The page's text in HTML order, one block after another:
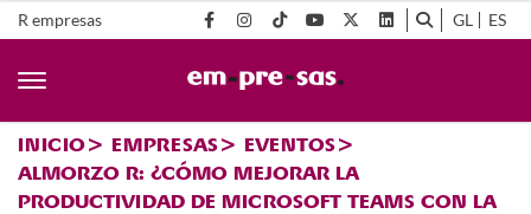
R empresas GL ES
INICIO EMPRESAS
EVENTOS
ALMORZO R: ¿CÓMO MEJORAR LA
PRODUCTIVIDAD DE MICROSOFT TEAMS CON LA